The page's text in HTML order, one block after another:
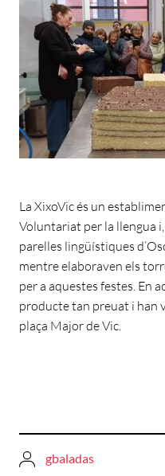
La XixoVic és un
Voluntariat per la llengua
parelles lingüístiques
mentre elaboraven els
per a aquestes festes. En
producte tan preuat i han
plaça Major de Vic.
gbaladas